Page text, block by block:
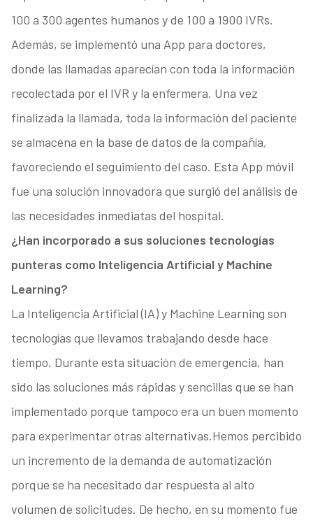
100 a 300 agentes humanos y de 100 a 1900 IVRs.
Además, se implementó una App para doctores,
donde las llamadas aparecían con toda la información
recolectada por el IVR y la enfermera. Una vez
finalizada la llamada, toda la información del paciente
se almacena en la base de datos de la compañía,
favoreciendo el seguimiento del caso. Esta App móvil
fue una solución innovadora que surgió del análisis de
las necesidades inmediatas del hospital.
¿Han incorporado a sus soluciones tecnologías
punteras como Inteligencia Artificial y Machine
Learning?
La Inteligencia Artificial (IA) y Machine Learning son
tecnologías que llevamos trabajando desde hace
tiempo. Durante esta situación de emergencia, han
sido las soluciones más rápidas y sencillas que se han
implementado porque tampoco era un buen momento
para experimentar otras alternativas.Hemos percibido
un incremento de la demanda de automatización
porque se ha necesitado dar respuesta al alto
volumen de solicitudes. De hecho, en su momento fue